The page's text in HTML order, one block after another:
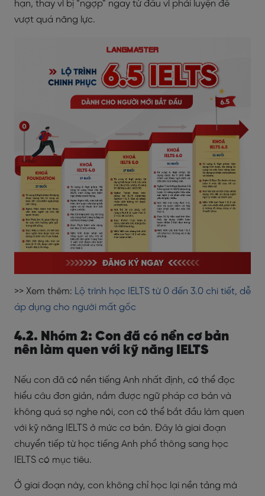
hạn, thay vì bị “ngợp” ngay từ đầu vì phải luyện đề
vượt quá năng lực.
>> Xem thêm: Lộ trình học IELTS từ 0 đến 3.0 chi tiết, dễ
áp dụng cho người mất gốc
4.2. Nhóm 2: Con đã có nền cơ bản
nên làm quen với kỹ năng IELTS
Nếu con đã có nền tiếng Anh nhất định, có thể đọc
hiểu câu đơn giản, nắm được ngữ pháp cơ bản và
không quá sợ nghe nói, con có thể bắt đầu làm quen
với kỹ năng IELTS ở mức cơ bản. Đây là giai đoạn
chuyển tiếp từ học tiếng Anh phổ thông sang học
IELTS có mục tiêu.
Ở giai đoạn này, con không chỉ học lại nền tảng mà